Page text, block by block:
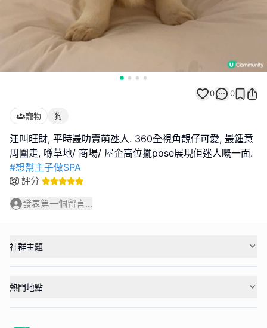
0 0
寵物 狗
汪叫旺財, 平時最叻賣萌氹人. 360全視角靚仔可愛, 最鍾意
#想幫主子做SPA
評分
發表第一個留言...
社群主題
熱門地點